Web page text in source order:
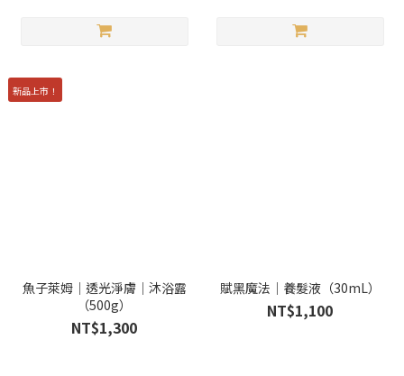
新品上市！
魚子萊姆｜透光淨膚｜沐浴露
（500g）
NT$1,300
賦黑魔法｜養髮液（30mL）
NT$1,100